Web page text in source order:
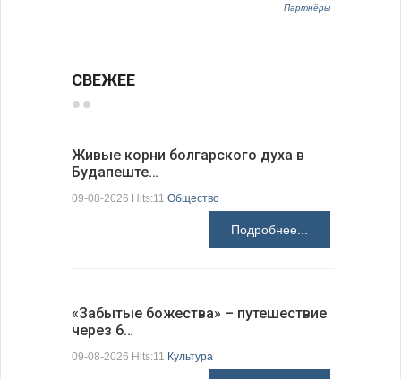
Партнёры
СВЕЖЕЕ
Живые корни болгарского духа в
Будапеште…
09-08-2026 Hits:11 Общество
Подробнее...
«Забытые божества» – путешествие
через 6…
09-08-2026 Hits:11 Культура